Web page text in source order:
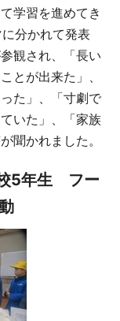
学習を進めてき
分かれて発表
観され、「長い
とが出来た」、
た」、「寸劇で
いた」、「家族
聞かれました。
5年生 フー